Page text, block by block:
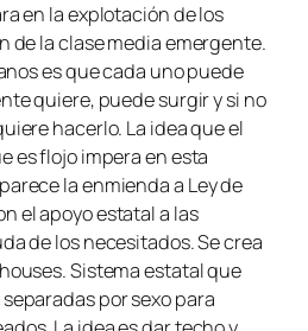
en la explotación de los
de la clase media emergente.
es que cada uno puede
quiere, puede surgir y si no
hacerlo. La idea que el
es flojo impera en esta
la enmienda a Ley de
el apoyo estatal a las
de los necesitados. Se crea
Sistema estatal que
por sexo para